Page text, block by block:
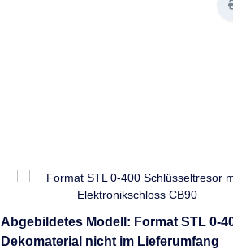
Abgebildetes Modell: Format STL 0-
Dekomaterial nicht im Lieferumfang